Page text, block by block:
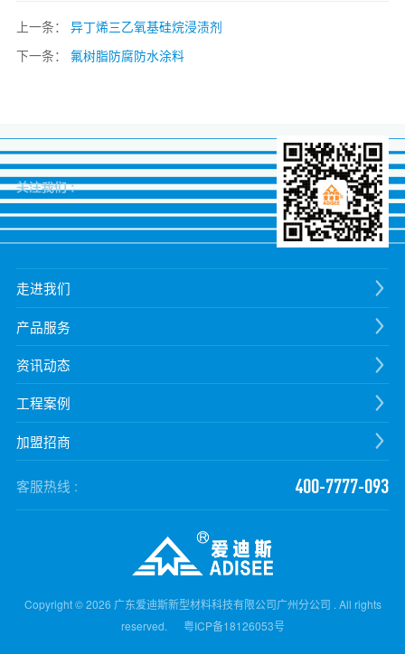
上一条：
异丁烯三乙氧基硅烷浸渍剂
下一条：
氟树脂防腐防水涂料
关注我们 :
走进我们
产品服务
资讯动态
工程案例
加盟招商
客服热线 : 400-7777-093
Copyright © 2026 广东爱迪斯新型材料科技有限公司广州分公司 . All rights
reserved. 粤ICP备18126053号